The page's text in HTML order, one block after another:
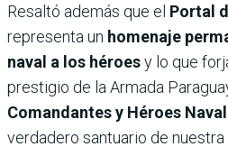
Resaltó además que el Portal
representa un homenaje
naval a los héroesy lo que
prestigio de la Armada
Comandantes y Héroes
verdadero santuario de